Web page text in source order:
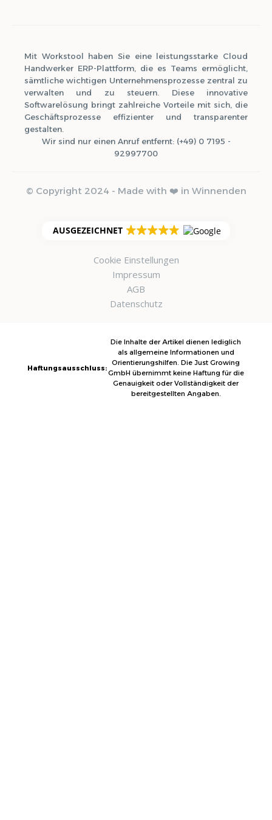
Mit Workstool haben Sie eine leistungsstarke Cloud
Handwerker ERP-Plattform, die es Teams ermöglicht,
sämtliche wichtigen Unternehmensprozesse zentral zu
verwalten und zu steuern. Diese innovative
Softwarelösung bringt zahlreiche Vorteile mit sich, die
Geschäftsprozesse effizienter und transparenter
gestalten.
Wir sind nur einen Anruf entfernt: (+49) 0 7195 -
92997700
© Copyright 2024 - Made with ❤️ in Winnenden
AUSGEZEICHNET
Cookie Einstellungen
Impressum
AGB
Datenschutz
Haftungsausschluss:
Die Inhalte der Artikel dienen lediglich
als allgemeine Informationen und
Orientierungshilfen. Die Just Growing
GmbH übernimmt keine Haftung für die
Genauigkeit oder Vollständigkeit der
bereitgestellten Angaben.